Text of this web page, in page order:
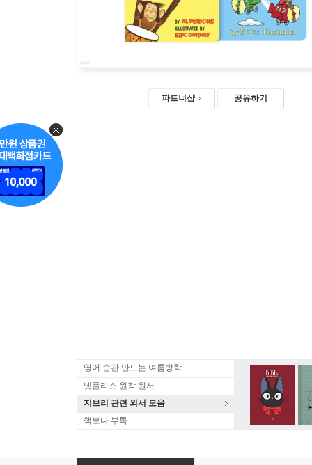
파트너샵 공유하기
영어 습관 만드는 여름방학
넷플리스 원작 원서
지브리 관련 외서 모음
책보다 부록